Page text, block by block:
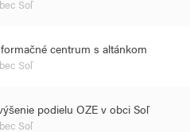
Soľ
centrum s altánkom
Soľ
podielu OZE v obci Soľ
Soľ